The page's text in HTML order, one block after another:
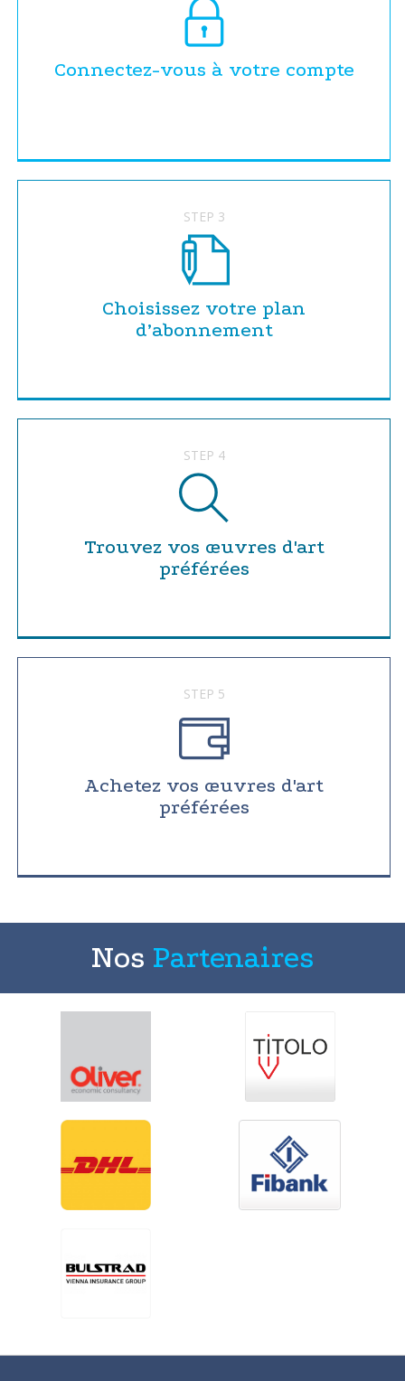
Connectez-vous à votre compte
STEP 3
Choisissez votre plan
d’abonnement
STEP 4
Trouvez vos œuvres d'art
préférées
STEP 5
Achetez vos œuvres d'art
préférées
Nos Partenaires